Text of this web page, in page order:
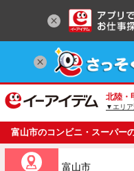
北陸・
▼エリア
富山市のコンビニ・スーパー
富山市